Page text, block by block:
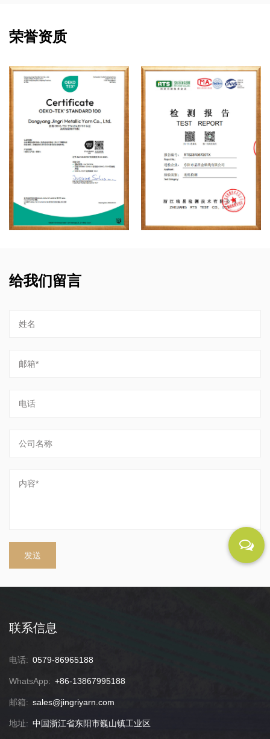
荣誉资质
给我们留言
联系信息
电话: 0579-86965188
WhatsApp: +86-13867995188
邮箱: sales@jingriyarn.com
地址: 中国浙江省东阳市巍山镇工业区